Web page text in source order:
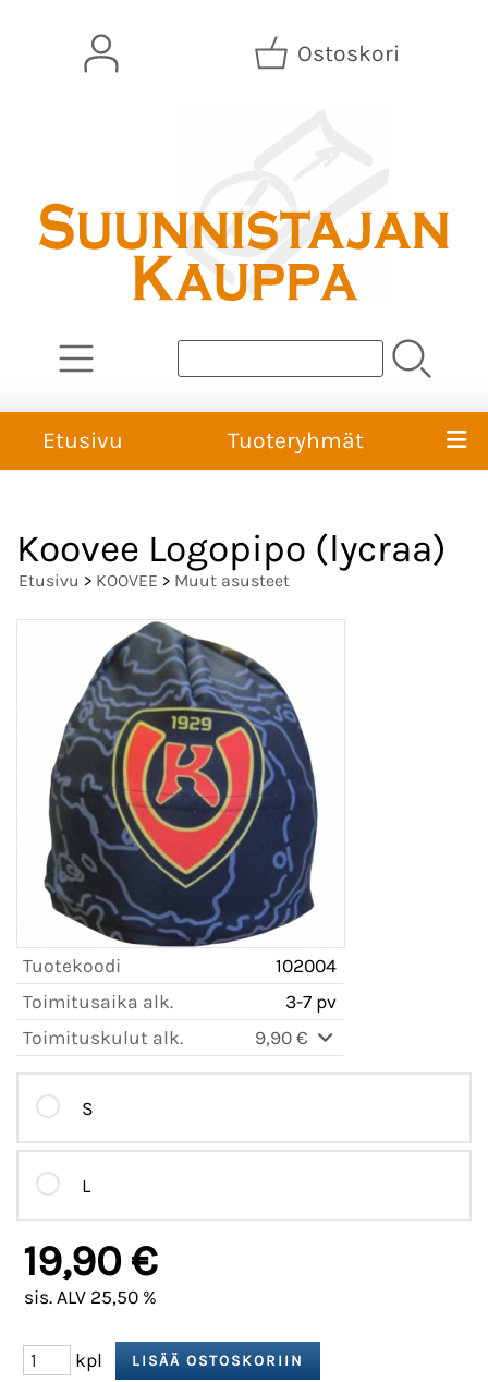
Ostoskori
Etusivu Tuoteryhmät
Koovee Logopipo (lycraa)
Etusivu > KOOVEE > Muut asusteet
Tuotekoodi
102004
Toimitusaika alk.
3-7 pv
Toimituskulut alk.
9,90 €
S
L
19,90 €
sis. ALV 25,50 %
kpl